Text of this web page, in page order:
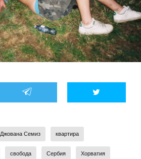
Джована Семиз квартира
свобода Сербия Хорватия